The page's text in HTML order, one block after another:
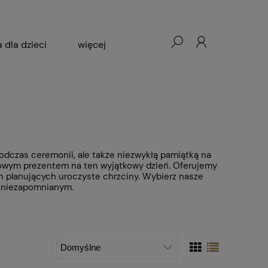
dla dzieci więcej
ceremonii, ale także niezwykłą pamiątką na
prezentem na ten wyjątkowy dzień. Oferujemy
planujących uroczyste chrzciny. Wybierz nasze